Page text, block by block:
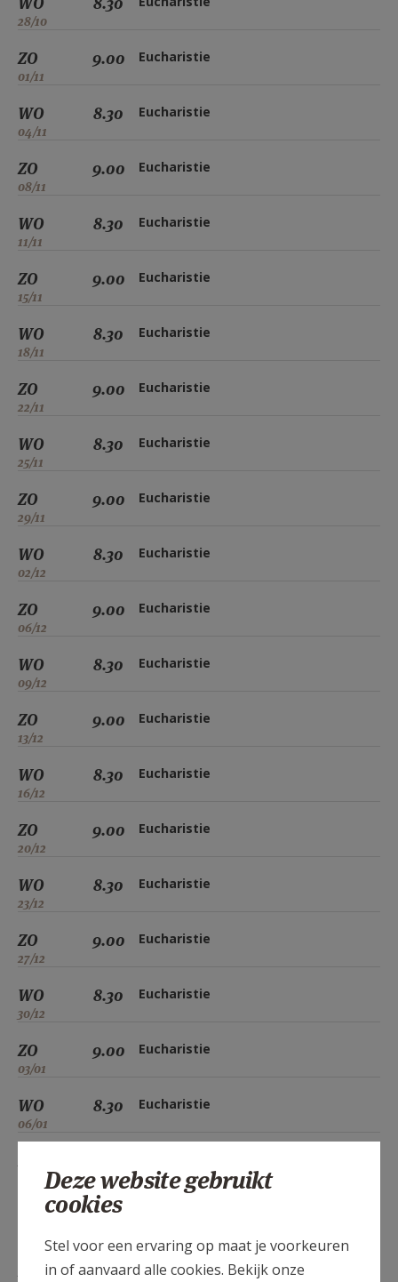
28/10
ZO
01/11
9.00 Eucharistie
WO
04/11
8.30 Eucharistie
ZO
08/11
9.00 Eucharistie
WO
11/11
8.30 Eucharistie
ZO
15/11
9.00 Eucharistie
WO
18/11
8.30 Eucharistie
ZO
22/11
9.00 Eucharistie
WO
25/11
8.30 Eucharistie
ZO
29/11
9.00 Eucharistie
WO
02/12
8.30 Eucharistie
ZO
06/12
9.00 Eucharistie
WO
09/12
8.30 Eucharistie
ZO
13/12
9.00 Eucharistie
WO
16/12
8.30 Eucharistie
ZO
20/12
9.00 Eucharistie
WO
23/12
8.30 Eucharistie
ZO
27/12
9.00 Eucharistie
WO
30/12
8.30 Eucharistie
ZO
03/01
9.00 Eucharistie
WO
06/01
8.30 Eucharistie
8.30
9.00 Eucharistie
Deze website gebruikt
cookies
Stel voor een ervaring op maat je voorkeuren
in of aanvaard alle cookies. Bekijk onze